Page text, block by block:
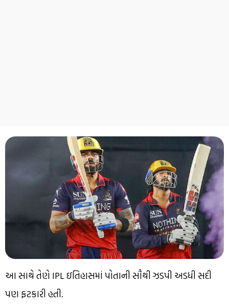
આ સાથે તેણે IPL ઇતિહાસમાં પોતાની સૌથી ઝડપી અડધી સદી
પણ ફટકારી હતી.